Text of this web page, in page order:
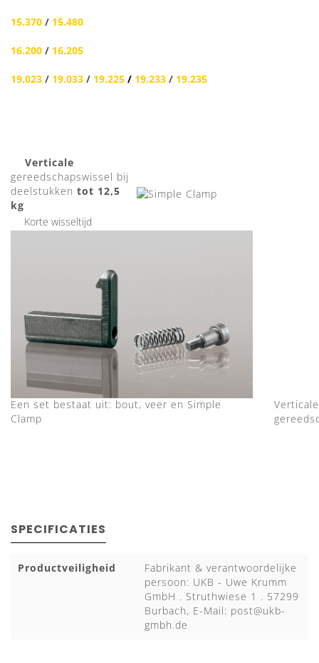
15.370 / 15.480
16.200 / 16.205
19.023 / 19.033 / 19.225 / 19.233 / 19.235
Verticale
gereedschapswissel bij
deelstukken tot 12,5
kg
Korte wisseltijd
Een set bestaat uit: bout, veer en Simple
Clamp
Verticale
SPECIFICATIES
Productveiligheid
Fabrikant & verantwoordelijke
persoon: UKB - Uwe Krumm
GmbH . Struthwiese 1 . 57299
Burbach, E-Mail: post@ukb-
gmbh.de